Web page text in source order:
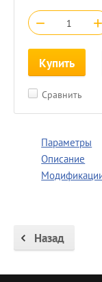
− +
Купить
Сравнить
Параметры
Описание
Назад